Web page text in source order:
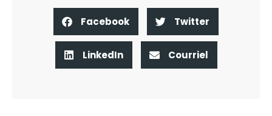
Facebook Twitter
LinkedIn Courriel